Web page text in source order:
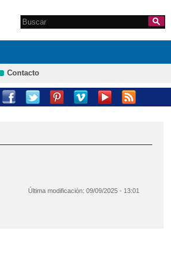
Formulario de
Search this site
Contacto
Última modificación:09/09/2025 - 13:01